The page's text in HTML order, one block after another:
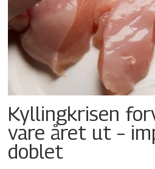
Kyllingkrisen
vare året ut –
doblet